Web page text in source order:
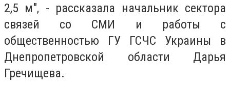
2,5 м", - рассказала начальник сектора
связей со СМИ и работы с
общественностью ГУ ГСЧС Украины в
Днепропетровской области Дарья
Гречищева.